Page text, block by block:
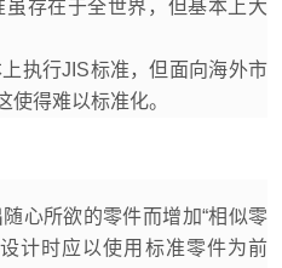
虽存在于全世界，但基本上大
执行JIS标准，但面向海外市
使得难以标准化。
心所欲的零件而增加“相似零
计时应以使用标准零件为前